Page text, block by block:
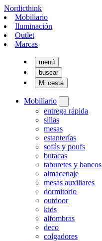
Nordicthink
Mobiliario
Iluminación
Outlet
Marcas
menú
buscar
Mi cesta
Mobiliario
entrega rápida
sillas
mesas
estanterías
sofás y poufs
butacas
taburetes y bancos
almacenaje
mesas auxiliares
dormitorio
outdoor
kids
alfombras
deco
colgadores